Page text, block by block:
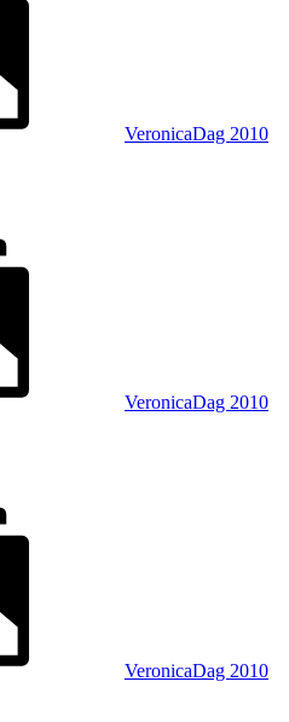
VeronicaDag 2010
VeronicaDag 2010
VeronicaDag 2010